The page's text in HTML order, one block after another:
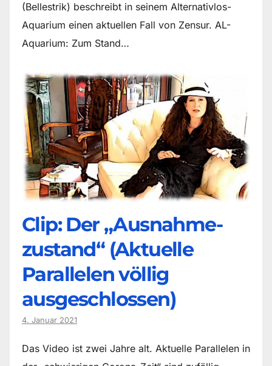
(Bellestrik) beschreibt in seinem Alternativlos-
Aquarium einen aktuellen Fall von Zensur. AL-
Aquarium: Zum Stand…
Clip: Der „Ausnahme-
zustand“ (Aktuelle
Parallelen völlig
ausgeschlossen)
4. Januar 2021
Das Video ist zwei Jahre alt. Aktuelle Parallelen in